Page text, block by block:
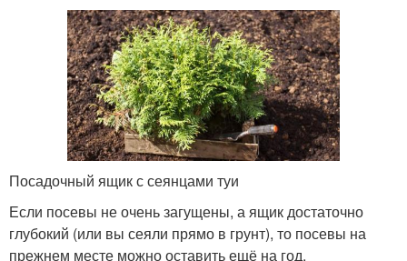
Посадочный ящик с сеянцами туи
Если посевы не очень загущены, а ящик достаточно
глубокий (или вы сеяли прямо в грунт), то посевы на
прежнем месте можно оставить ещё на год.